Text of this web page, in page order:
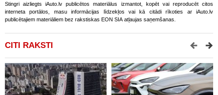
Stingri aizliegts iAuto.lv publicētos materiālus izmantot, kopēt vai reproducēt citos
interneta portālos, masu informācijas līdzekļos vai kā citādi rīkoties ar iAuto.lv
publicētajiem materiāliem bez rakstiskas EON SIA atļaujas saņemšanas.
CITI RAKSTI